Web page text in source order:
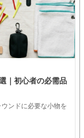
｜初心者の必需品
ンドに必要な小物を